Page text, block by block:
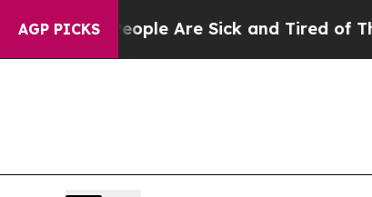
AGP PICKS
“People Are Sick and Tired of This